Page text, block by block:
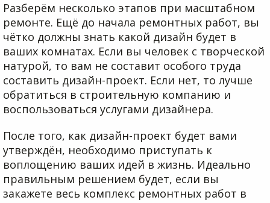
Разберём несколько этапов при масштабном
ремонте. Ещё до начала ремонтных работ, вы
чётко должны знать какой дизайн будет в
ваших комнатах. Если вы человек с творческой
натурой, то вам не составит особого труда
составить дизайн-проект. Если нет, то лучше
обратиться в строительную компанию и
воспользоваться услугами дизайнера.
После того, как дизайн-проект будет вами
утверждён, необходимо приступать к
воплощению ваших идей в жизнь. Идеально
правильным решением будет, если вы
закажете весь комплекс ремонтных работ в